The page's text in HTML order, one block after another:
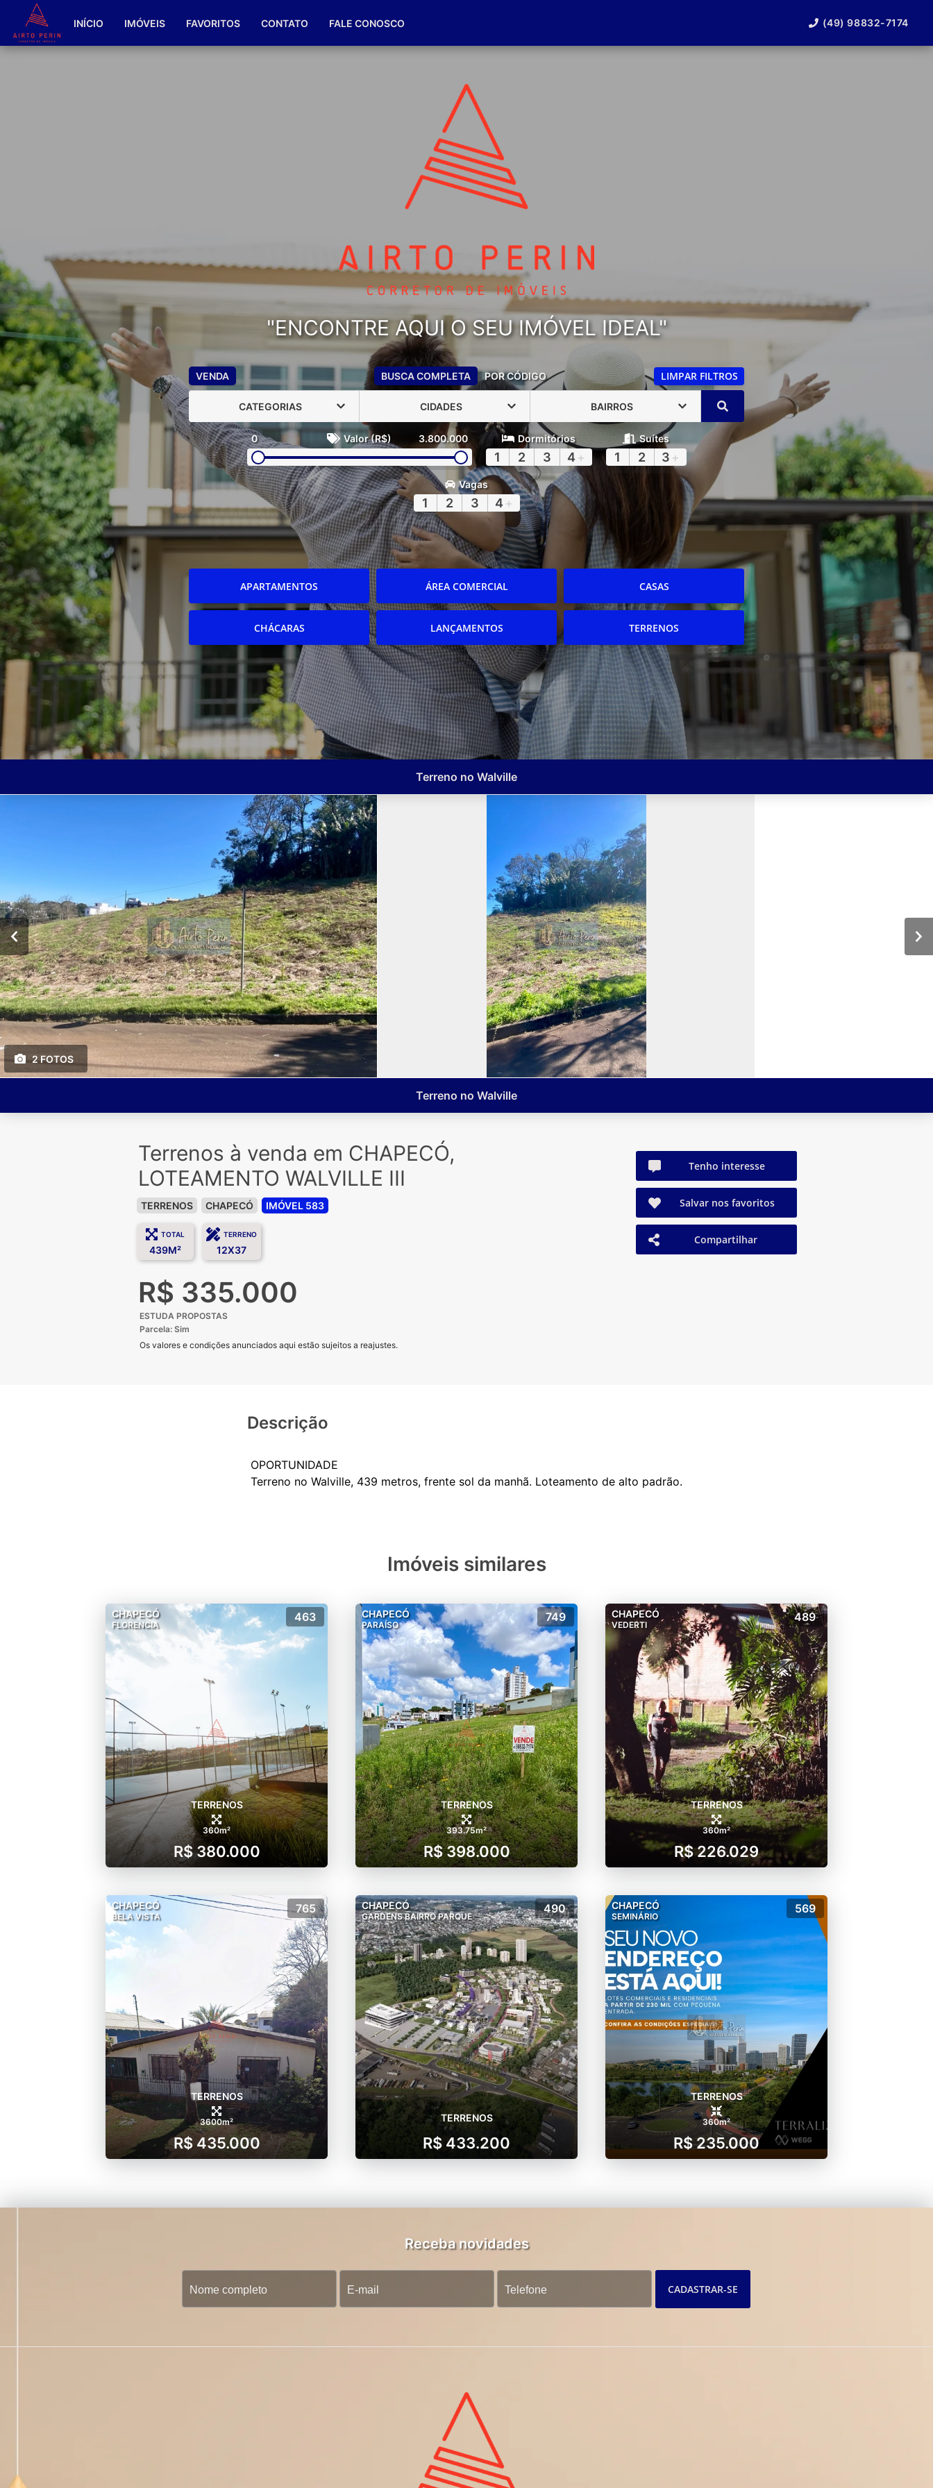
INÍCIO IMÓVEIS FAVORITOS CONTATO FALE CONOSCO (49) 98832-7174
"ENCONTRE AQUI O SEU IMÓVEL IDEAL"
VENDA BUSCA COMPLETA POR CÓDIGO LIMPAR FILTROS
CATEGORIAS CIDADES BAIRROS
0 Valor (R$) 3.800.000 Dormitórios
1 2 3 4 +
Suítes
1 2 3 +
Vagas
1 2 3 4 +
APARTAMENTOS ÁREA COMERCIAL CASAS
CHÁCARAS LANÇAMENTOS TERRENOS
Terreno no Walville
2 FOTOS
Terreno no Walville
Terrenos à venda em CHAPECÓ,
LOTEAMENTO WALVILLE III
TERRENOS CHAPECÓ IMÓVEL 583
TOTAL
439M²
TERRENO
12X37
R$ 335.000
ESTUDA PROPOSTAS
Parcela: Sim
Os valores e condições anunciados aqui estão sujeitos a reajustes.
Tenho interesse
Salvar nos favoritos
Compartilhar
Descrição
OPORTUNIDADE
Imóveis similares
CHAPECÓ
FLORENCIA
463
TERRENOS
360m²
R$ 380.000
CHAPECÓ
PARAÍSO
749
TERRENOS
393.75m²
R$ 398.000
CHAPECÓ
VEDERTI
489
TERRENOS
360m²
R$ 226.029
CHAPECÓ
BELA VISTA
765
TERRENOS
3600m²
R$ 435.000
CHAPECÓ
GARDENS BAIRRO PARQUE
490
TERRENOS
R$ 433.200
CHAPECÓ
SEMINÁRIO
569
TERRENOS
360m²
R$ 235.000
Receba novidades
CADASTRAR-SE